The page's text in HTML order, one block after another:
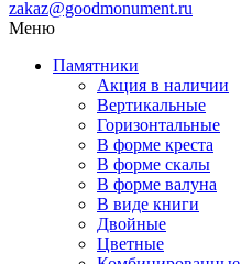
zakaz@goodmonument.ru
Меню
Памятники
Акция в наличии
Вертикальные
Горизонтальные
В форме креста
В форме скалы
В форме валуна
В виде книги
Двойные
Цветные